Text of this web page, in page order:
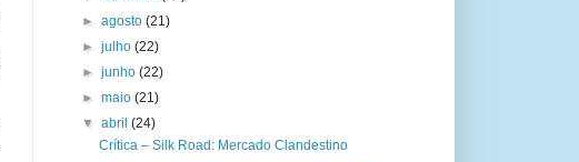
►agosto(21)
►julho(22)
►junho(22)
►maio(21)
▼abril(24)
Crítica – Silk Road: Mercado Clandestino